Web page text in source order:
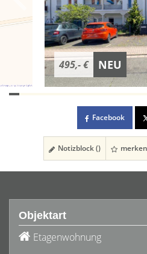
495,- € NEU
Facebook
Notizblock () merken
Objektart
Etagenwohnung